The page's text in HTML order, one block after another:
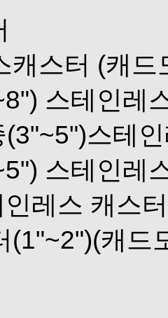
캐스터 (캐드
스테인레
스테
스테인레
레스 캐스터
(1"~2")(캐드